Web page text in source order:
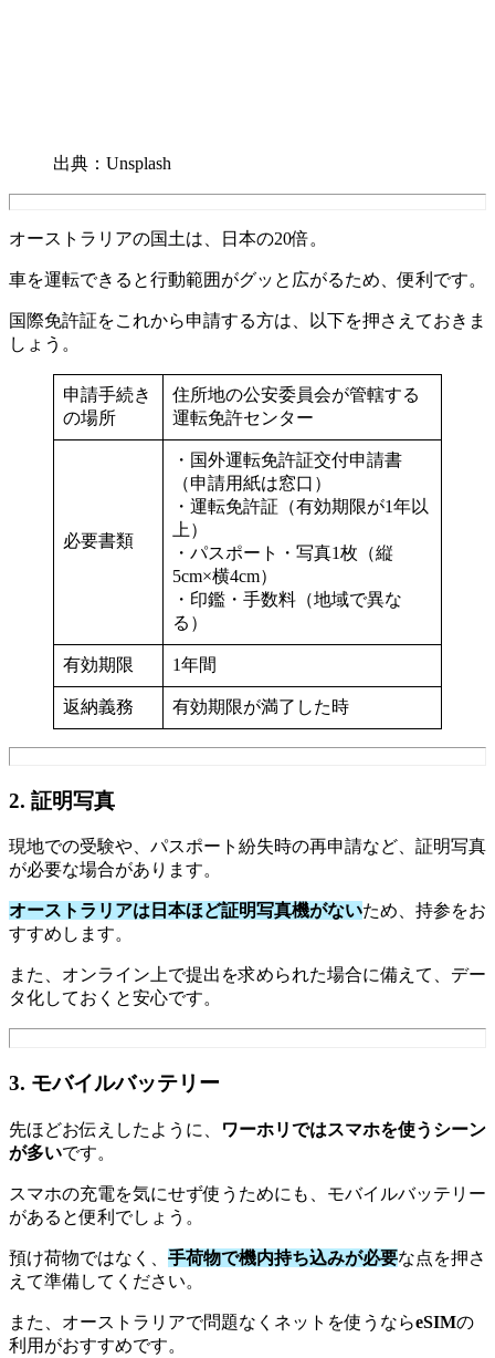
出典：Unsplash
オーストラリアの国土は、日本の20倍。
車を運転できると行動範囲がグッと広がるため、便利です。
国際免許証をこれから申請する方は、以下を押さえておきま
しょう。
申請手続き
の場所
住所地の公安委員会が管轄する
運転免許センター
必要書類
・国外運転免許証交付申請書
（申請用紙は窓口）
・運転免許証（有効期限が1年以
上）
・パスポート・写真1枚（縦
5cm×横4cm）
・印鑑・手数料（地域で異な
る）
有効期限 1年間
返納義務 有効期限が満了した時
2. 証明写真
現地での受験や、パスポート紛失時の再申請など、証明写真
が必要な場合があります。
オーストラリアは日本ほど証明写真機がないため、持参をお
すすめします。
また、オンライン上で提出を求められた場合に備えて、デー
タ化しておくと安心です。
3. モバイルバッテリー
先ほどお伝えしたように、
ワーホリではスマホを使うシーン
が多いです。
スマホの充電を気にせず使うためにも、モバイルバッテリー
があると便利でしょう。
預け荷物ではなく、 手荷物で機内持ち込みが必要な点を押さ
えて準備してください。
また、オーストラリアで問題なくネットを使うならeSIMの
利用がおすすめです。